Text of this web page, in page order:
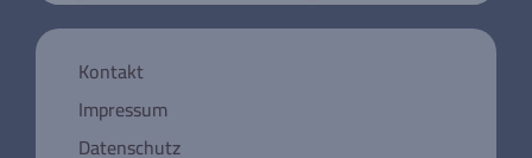
Unsere Klassen 5 besuchen das Rathaus
Mercator trauert um Wolfgang Urban
Registrierung für die Deutsche
Knochenmarksspendedatei
Kontakt
Impressum
Datenschutz